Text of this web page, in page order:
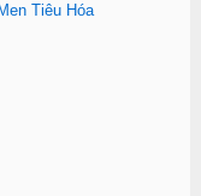
Tiêu Hóa